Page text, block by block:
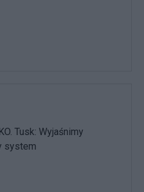
Tusk: Wyjaśnimy
system